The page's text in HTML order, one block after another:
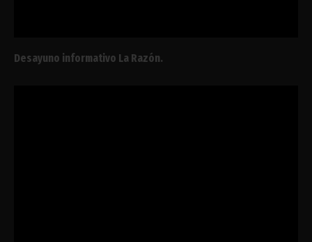
Desayuno informativo La Razón.